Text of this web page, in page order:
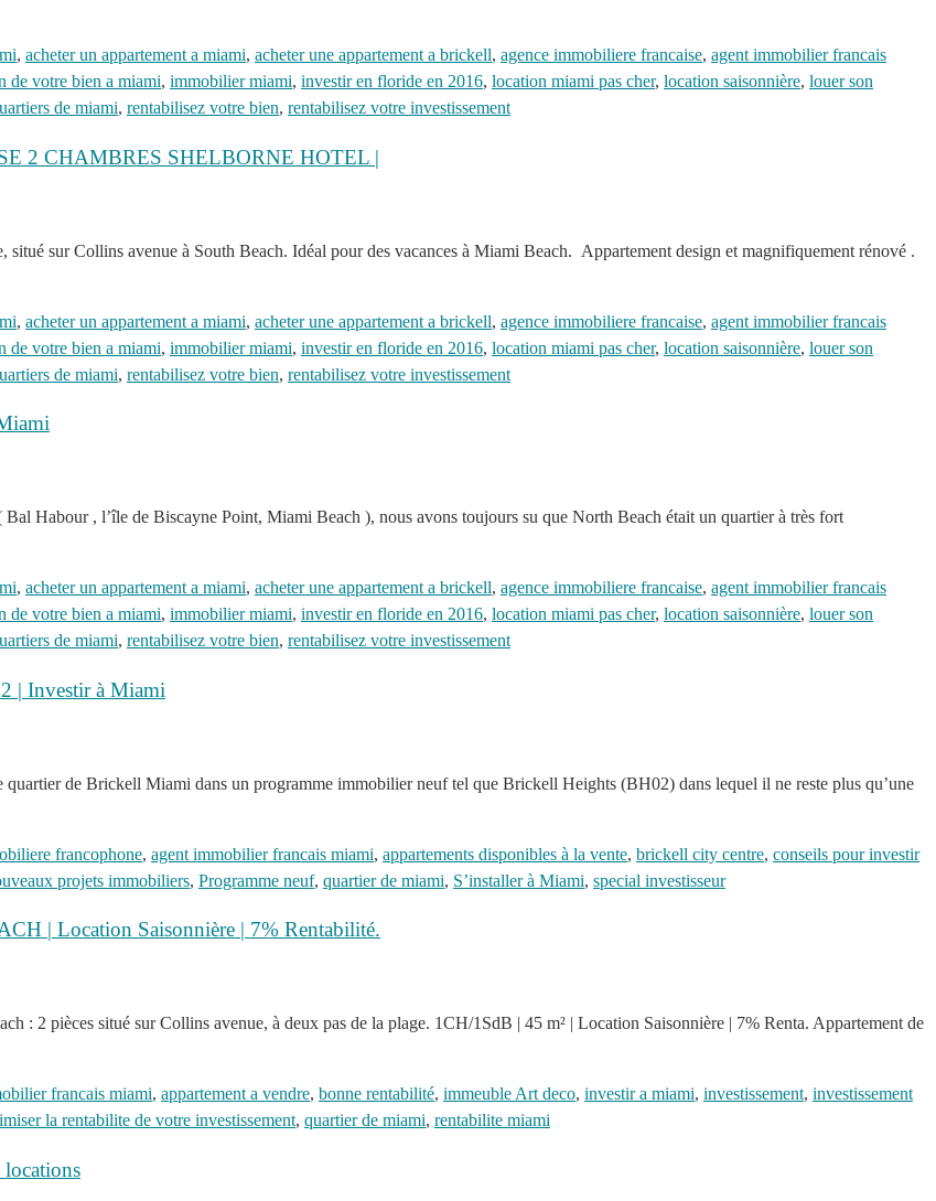
, acheter un appartement a miami, acheter une appartement a brickell, agence immobiliere francaise, agent immobilier francais
de votre bien a miami, immobilier miami, investir en floride en 2016, location miami pas cher, location saisonnière, louer son
de miami, rentabilisez votre bien, rentabilisez votre investissement
2 CHAMBRES SHELBORNE HOTEL |
situé sur Collins avenue à South Beach. Idéal pour des vacances à Miami Beach. Appartement design et magnifiquement rénové .
, acheter un appartement a miami, acheter une appartement a brickell, agence immobiliere francaise, agent immobilier francais
de votre bien a miami, immobilier miami, investir en floride en 2016, location miami pas cher, location saisonnière, louer son
de miami, rentabilisez votre bien, rentabilisez votre investissement
Habour , l’île de Biscayne Point, Miami Beach ), nous avons toujours su que North Beach était un quartier à très fort
, acheter un appartement a miami, acheter une appartement a brickell, agence immobiliere francaise, agent immobilier francais
de votre bien a miami, immobilier miami, investir en floride en 2016, location miami pas cher, location saisonnière, louer son
de miami, rentabilisez votre bien, rentabilisez votre investissement
| Investir à Miami
de Brickell Miami dans un programme immobilier neuf tel que Brickell Heights (BH02) dans lequel il ne reste plus qu’une
francophone, agent immobilier francais miami, appartements disponibles à la vente, brickell city centre, conseils pour investir
projets immobiliers, Programme neuf, quartier de miami, S’installer à Miami, special investisseur
| Location Saisonnière | 7% Rentabilité.
: 2 pièces situé sur Collins avenue, à deux pas de la plage. 1CH/1SdB | 45 m² | Location Saisonnière | 7% Renta. Appartement de
francais miami, appartement a vendre, bonne rentabilité, immeuble Art deco, investir a miami, investissement, investissement
la rentabilite de votre investissement, quartier de miami, rentabilite miami